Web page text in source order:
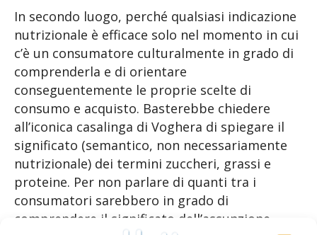
In secondo luogo, perché qualsiasi indicazione
nutrizionale è efficace solo nel momento in cui
c’è un consumatore culturalmente in grado di
comprenderla e di orientare
conseguentemente le proprie scelte di
consumo e acquisto. Basterebbe chiedere
all’iconica casalinga di Voghera di spiegare il
significato (semantico, non necessariamente
nutrizionale) dei termini zuccheri, grassi e
proteine. Per non parlare di quanti tra i
consumatori sarebbero in grado di
comprendere il significato dell’assunzione